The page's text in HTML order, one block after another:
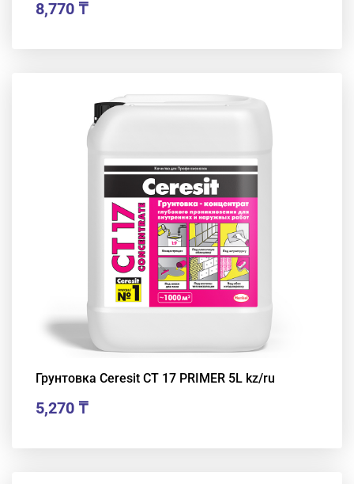
8,770 ₸
Грунтовка Ceresit CT 17 PRIMER 5L kz/ru
5,270 ₸